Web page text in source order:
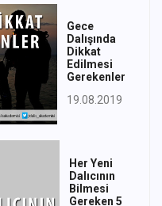
Gece
Dalışında
Dikkat
Edilmesi
Gerekenler
19.08.2019
Her Yeni
Dalıcının
Bilmesi
Gereken 5